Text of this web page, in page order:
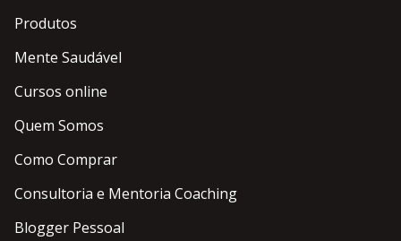
Produtos
Mente Saudável
Cursos online
Quem Somos
Como Comprar
Consultoria e Mentoria Coaching
Blogger Pessoal